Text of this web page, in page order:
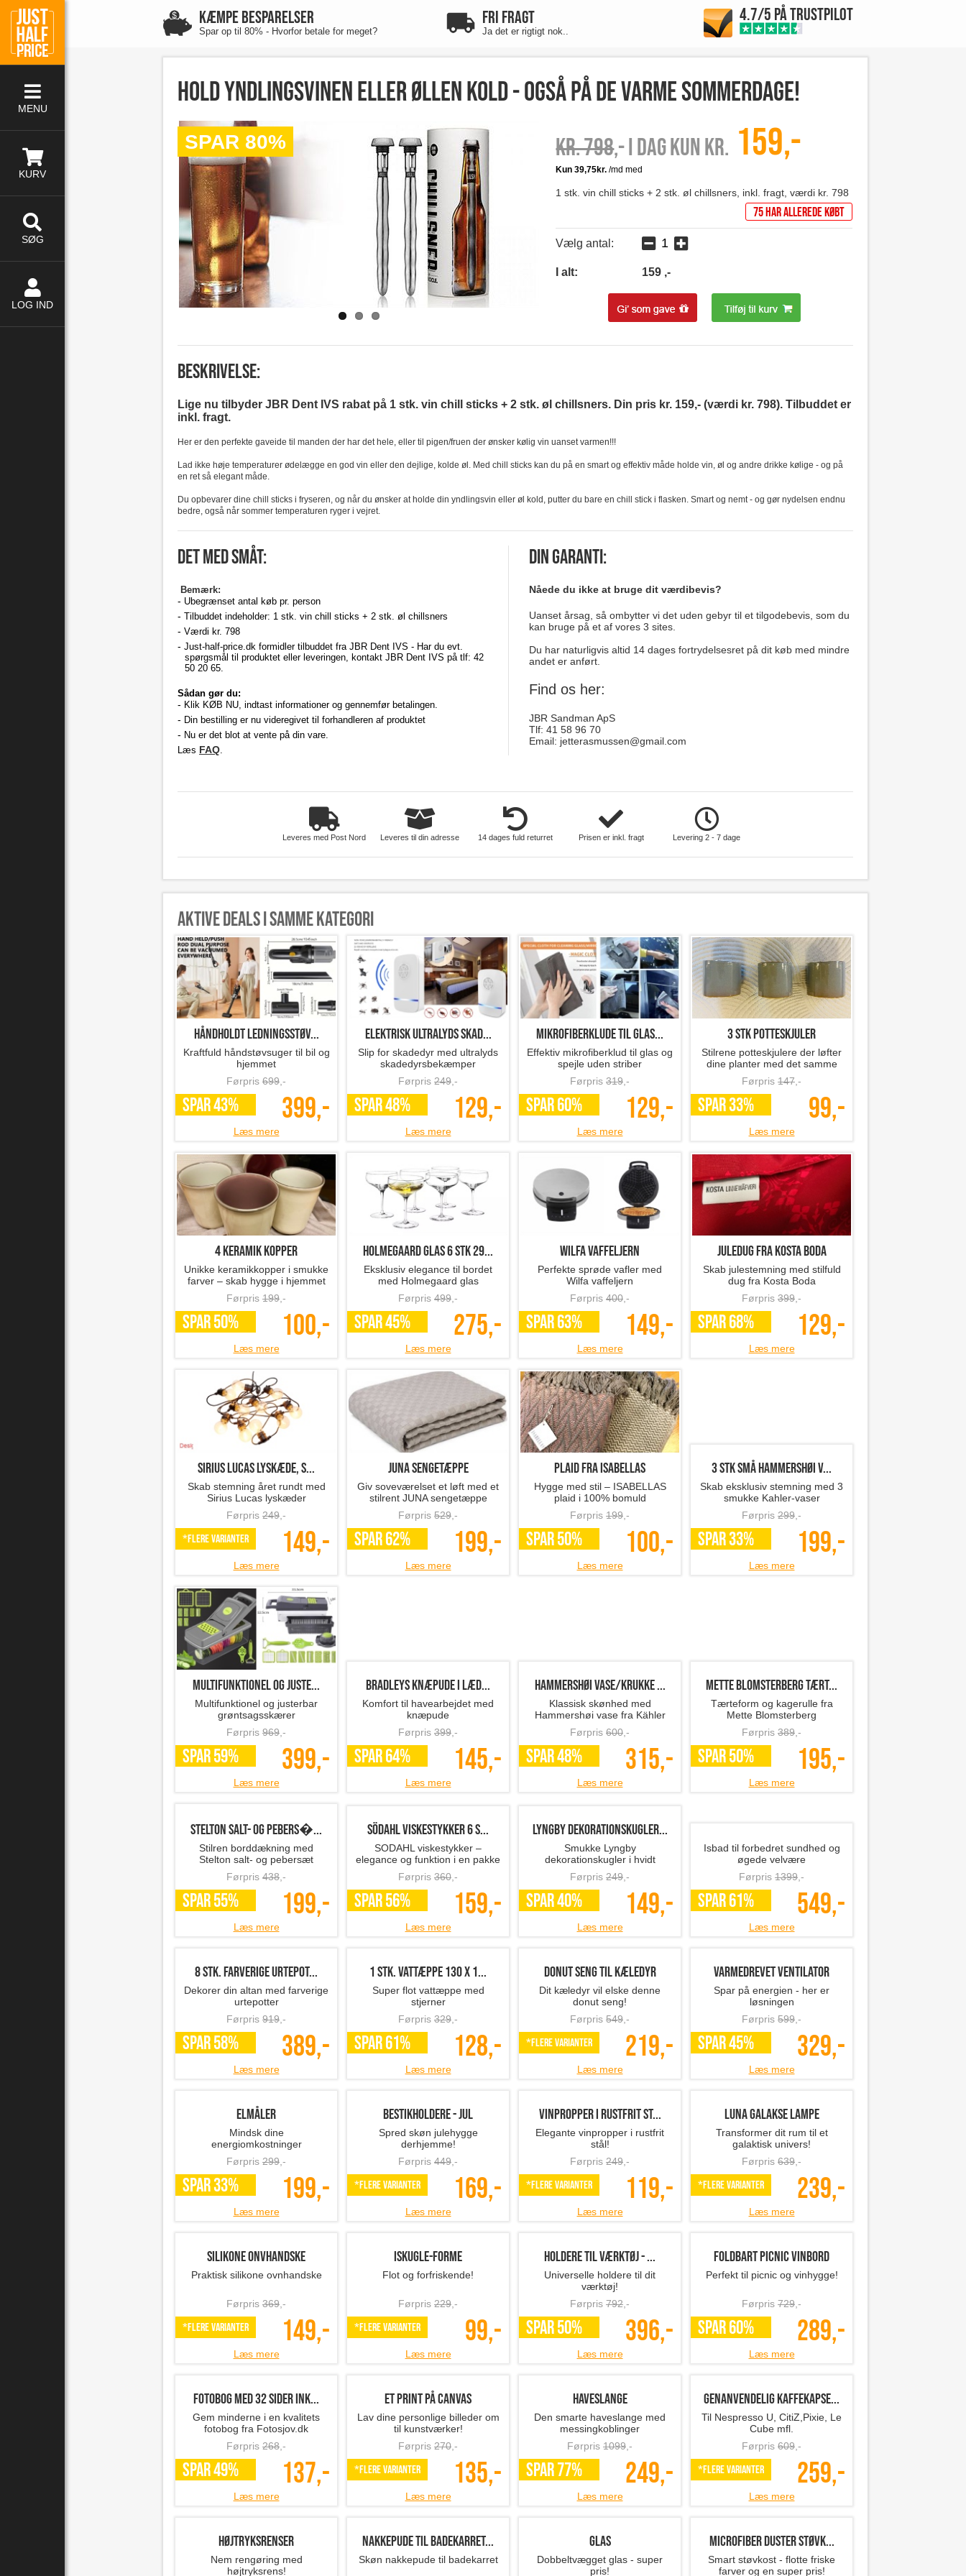
MENU
KURV
SØG
LOG IND
KÆMPE BESPARELSER
Spar op til 80% - Hvorfor betale for meget?
FRI FRAGT
Ja det er rigtigt nok..
4.7/5 PÅ TRUSTPILOT
Hold yndlingsvinen eller øllen kold - også på de varme sommerdage!
SPAR 80% Kr. 798,- I dag kun kr. 159,-
1 stk. vin chill sticks + 2 stk. øl chillsners, inkl. fragt, værdi kr. 798
75 har allerede købt
Vælg antal:
I alt: 159 ,-
Beskrivelse:
Lige nu tilbyder JBR Dent IVS rabat på 1 stk. vin chill sticks + 2 stk. øl chillsners. Din pris kr. 159,- (værdi kr. 798). Tilbuddet er
inkl. fragt.
Her er den perfekte gaveide til manden der har det hele, eller til pigen/fruen der ønsker kølig vin uanset varmen!!!
Lad ikke høje temperaturer ødelægge en god vin eller den dejlige, kolde øl. Med chill sticks kan du på en smart og effektiv måde holde vin, øl og andre drikke kølige - og på
en ret så elegant måde.
Du opbevarer dine chill sticks i fryseren, og når du ønsker at holde din yndlingsvin eller øl kold, putter du bare en chill stick i flasken. Smart og nemt - og gør nydelsen endnu
bedre, også når sommer temperaturen ryger i vejret.
Det med småt:
Bemærk:
Ubegrænset antal køb pr. person
Tilbuddet indeholder: 1 stk. vin chill sticks + 2 stk. øl chillsners
Værdi kr. 798
Just-half-price.dk formidler tilbuddet fra JBR Dent IVS - Har du evt.
spørgsmål til produktet eller leveringen, kontakt JBR Dent IVS på tlf: 42
50 20 65.
Sådan gør du:
Klik KØB NU, indtast informationer og gennemfør betalingen.
Din bestilling er nu videregivet til forhandleren af produktet
Nu er det blot at vente på din vare.
Læs FAQ.
Din garanti:
Nåede du ikke at bruge dit værdibevis?
Uanset årsag, så ombytter vi det uden gebyr til et tilgodebevis, som du
kan bruge på et af vores 3 sites.
Du har naturligvis altid 14 dages fortrydelsesret på dit køb med mindre
andet er anført.
Find os her:
JBR Sandman ApS
Tlf: 41 58 96 70
Email: jetterasmussen@gmail.com
Leveres med Post Nord Leveres til din adresse 14 dages fuld returret Prisen er inkl. fragt Levering 2 - 7 dage
Aktive deals i samme kategori
Håndholdt ledningsstøv...
Kraftfuld håndstøvsuger til bil og
hjemmet
Førpris 699 ,-
SPAR 43% 399,-
Læs mere
Elektrisk ultralyds skad...
Slip for skadedyr med ultralyds
skadedyrsbekæmper
Førpris 249 ,-
SPAR 48% 129,-
Læs mere
Mikrofiberklude til glas...
Effektiv mikrofiberklud til glas og
spejle uden striber
Førpris 319 ,-
SPAR 60% 129,-
Læs mere
3 stk potteskjuler
Stilrene potteskjulere der løfter
dine planter med det samme
Førpris 147 ,-
SPAR 33% 99,-
Læs mere
4 keramik kopper
Unikke keramikkopper i smukke
farver – skab hygge i hjemmet
Førpris 199 ,-
SPAR 50% 100,-
Læs mere
Holmegaard glas 6 stk 29...
Eksklusiv elegance til bordet
med Holmegaard glas
Førpris 499 ,-
SPAR 45% 275,-
Læs mere
Wilfa vaffeljern
Perfekte sprøde vafler med
Wilfa vaffeljern
Førpris 400 ,-
SPAR 63% 149,-
Læs mere
Juledug fra Kosta Boda
Skab julestemning med stilfuld
dug fra Kosta Boda
Førpris 399 ,-
SPAR 68% 129,-
Læs mere
Sirius LUCAS lyskæde, s...
Skab stemning året rundt med
Sirius Lucas lyskæder
Førpris 249 ,-
*Flere varianter 149,-
Læs mere
JUNA sengetæppe
Giv soveværelset et løft med et
stilrent JUNA sengetæppe
Førpris 529 ,-
SPAR 62% 199,-
Læs mere
Plaid fra ISABELLAS
Hygge med stil – ISABELLAS
plaid i 100% bomuld
Førpris 199 ,-
SPAR 50% 100,-
Læs mere
3 stk små Hammershøi v...
Skab eksklusiv stemning med 3
smukke Kahler-vaser
Førpris 299 ,-
SPAR 33% 199,-
Læs mere
Multifunktionel og juste...
Multifunktionel og justerbar
grøntsagsskærer
Førpris 969 ,-
SPAR 59% 399,-
Læs mere
BRADLEYS knæpude i læd...
Komfort til havearbejdet med
knæpude
Førpris 399 ,-
SPAR 64% 145,-
Læs mere
Hammershøi vase/krukke ...
Klassisk skønhed med
Hammershøi vase fra Kähler
Førpris 600 ,-
SPAR 48% 315,-
Læs mere
Mette Blomsterberg tært...
Tærteform og kagerulle fra
Mette Blomsterberg
Førpris 389 ,-
SPAR 50% 195,-
Læs mere
Stelton salt- og pebers�...
Stilren borddækning med
Stelton salt- og pebersæt
Førpris 438 ,-
SPAR 55% 199,-
Læs mere
SÖDAHL viskestykker 6 s...
SODAHL viskestykker –
elegance og funktion i en pakke
Førpris 360 ,-
SPAR 56% 159,-
Læs mere
Lyngby dekorationskugler...
Smukke Lyngby
dekorationskugler i hvidt
porcelæn, 2-pak
Førpris 249 ,-
SPAR 40% 149,-
Læs mere
Isbad til forbedret sundhed og
øgede velvære
Førpris 1399 ,-
SPAR 61% 549,-
Læs mere
8 stk. farverige urtepot...
Dekorer din altan med farverige
urtepotter
Førpris 919 ,-
SPAR 58% 389,-
Læs mere
1 stk. vattæppe 130 x 1...
Super flot vattæppe med
stjerner
Førpris 329 ,-
SPAR 61% 128,-
Læs mere
Donut seng til kæledyr
Dit kæledyr vil elske denne
donut seng!
Førpris 549 ,-
*Flere varianter 219,-
Læs mere
Varmedrevet ventilator
Spar på energien - her er
løsningen
Førpris 599 ,-
SPAR 45% 329,-
Læs mere
Elmåler
Mindsk dine
energiomkostninger
Førpris 299 ,-
SPAR 33% 199,-
Læs mere
Bestikholdere - jul
Spred skøn julehygge
derhjemme!
Førpris 449 ,-
*Flere varianter 169,-
Læs mere
Vinpropper i rustfrit st...
Elegante vinpropper i rustfrit
stål!
Førpris 249 ,-
*Flere varianter 119,-
Læs mere
Luna Galakse lampe
Transformer dit rum til et
galaktisk univers!
Førpris 639 ,-
*Flere varianter 239,-
Læs mere
Silikone onvhandske
Praktisk silikone ovnhandske
Førpris 369 ,-
*Flere varianter 149,-
Læs mere
Iskugle-forme
Flot og forfriskende!
Førpris 229 ,-
*Flere varianter 99,-
Læs mere
Holdere til værktøj - ...
Universelle holdere til dit
værktøj!
Førpris 792 ,-
SPAR 50% 396,-
Læs mere
Foldbart picnic vinbord
Perfekt til picnic og vinhygge!
Førpris 729 ,-
SPAR 60% 289,-
Læs mere
Fotobog med 32 sider ink...
Gem minderne i en kvalitets
fotobog fra Fotosjov.dk
Førpris 268 ,-
SPAR 49% 137,-
Læs mere
Et print på canvas
Lav dine personlige billeder om
til kunstværker!
Førpris 270 ,-
*Flere varianter 135,-
Læs mere
Haveslange
Den smarte haveslange med
messingkoblinger
Førpris 1099 ,-
SPAR 77% 249,-
Læs mere
Genanvendelig kaffekapse...
Til Nespresso U, CitiZ,Pixie, Le
Cube mfl.
Førpris 609 ,-
*Flere varianter 259,-
Læs mere